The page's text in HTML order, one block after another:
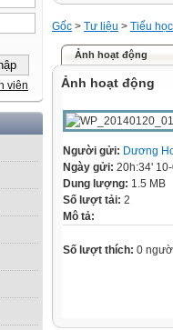
viên
Gốc > Tư liệu > Tiểu học
Ảnh hoạt động
Ảnh hoạt động
Người gửi: Dương
Ngày gửi: 20h:34'
Dung lượng: 1.5 MB
Số lượt tải: 2
Mô tả:
Số lượt thích: 0